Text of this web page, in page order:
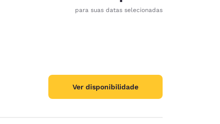
para suas datas selecionadas
Ver disponibilidade